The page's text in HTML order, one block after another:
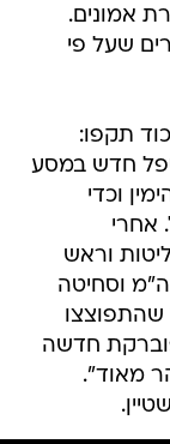
אמונים.
שעל פי
תקפו:
שפל חדש במסע
וכדי
אחרי
וראש
וסחיטה
שהתפוצצו
חדשה
מאוד".